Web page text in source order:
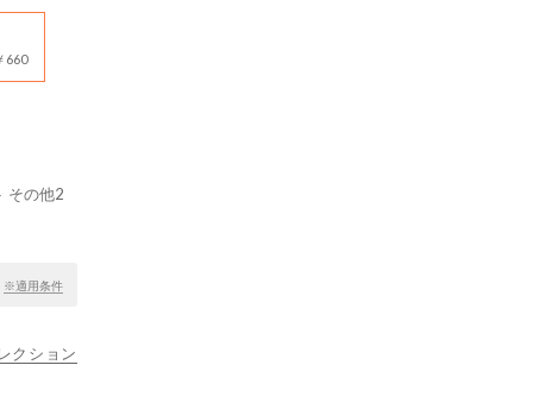
660
その他2
※適用条件
クション